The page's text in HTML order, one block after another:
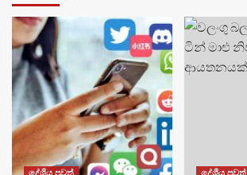
දේශීය පුවත් දේශීය පුවත්